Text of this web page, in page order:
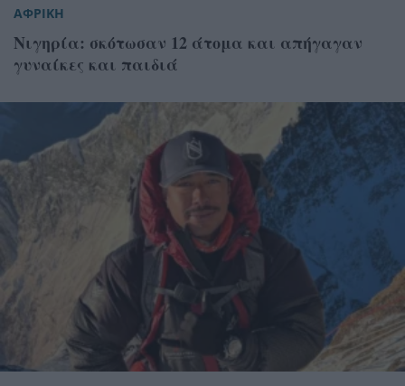
ΑΦΡΙΚΗ
Νιγηρία: σκότωσαν 12 άτομα και απήγαγαν
γυναίκες και παιδιά